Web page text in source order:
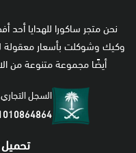
نحن متجر ساكورا للهدايا أحد
وكيك وشوكلت بأسعار معقولة
أيضًا مجموعة متنوعة من
السجل التجاري